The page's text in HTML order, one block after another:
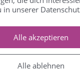
in unserer
Alle akzeptieren
Alle ablehnen